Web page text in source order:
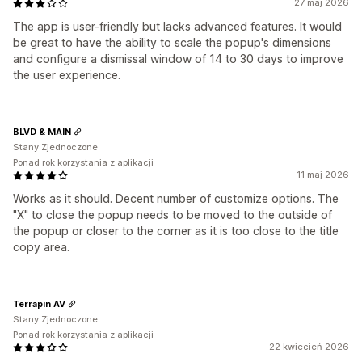
27 maj 2026
The app is user-friendly but lacks advanced features. It would
be great to have the ability to scale the popup's dimensions
and configure a dismissal window of 14 to 30 days to improve
the user experience.
11 maj 2026
Works as it should. Decent number of customize options. The
"X" to close the popup needs to be moved to the outside of
the popup or closer to the corner as it is too close to the title
copy area.
BLVD & MAIN
Stany Zjednoczone
Ponad rok korzystania z aplikacji
22 kwiecień 2026
Terrapin AV
Stany Zjednoczone
Ponad rok korzystania z aplikacji